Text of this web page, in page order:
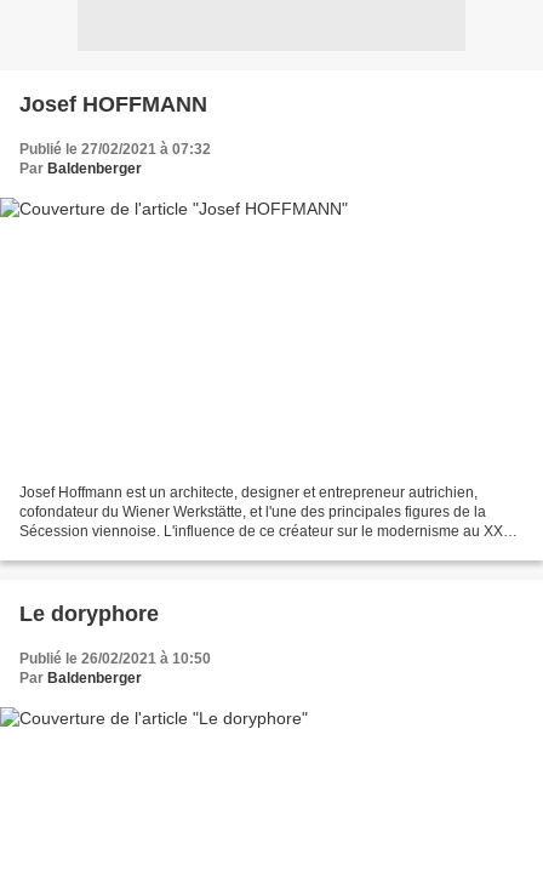
Josef HOFFMANN
Publié le 27/02/2021 à 07:32
Par Baldenberger
Josef Hoffmann est un architecte, designer et entrepreneur autrichien,
cofondateur du Wiener Werkstätte, et l'une des principales figures de la
Sécession viennoise. L'influence de ce créateur sur le modernisme au XXe
Le doryphore
Publié le 26/02/2021 à 10:50
Par Baldenberger